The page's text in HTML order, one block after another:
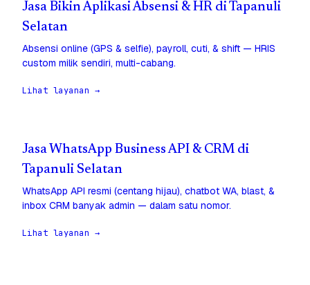
Jasa Bikin Aplikasi Absensi & HR di Tapanuli
Selatan
Absensi online (GPS & selfie), payroll, cuti, & shift — HRIS
custom milik sendiri, multi-cabang.
Lihat layanan →
Jasa WhatsApp Business API & CRM di
Tapanuli Selatan
WhatsApp API resmi (centang hijau), chatbot WA, blast, &
inbox CRM banyak admin — dalam satu nomor.
Lihat layanan →